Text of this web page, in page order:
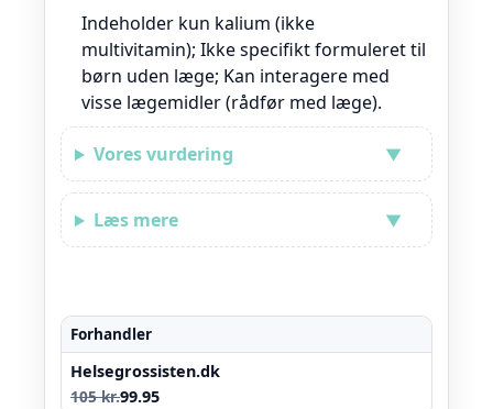
Indeholder kun kalium (ikke
multivitamin); Ikke specifikt formuleret til
børn uden læge; Kan interagere med
visse lægemidler (rådfør med læge).
Læs mere
Vores vurdering
Forhandler
Helsegrossisten.dk
105 kr.99.95